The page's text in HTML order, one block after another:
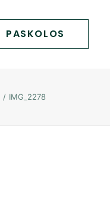
PASKOLOS
IMG_2278